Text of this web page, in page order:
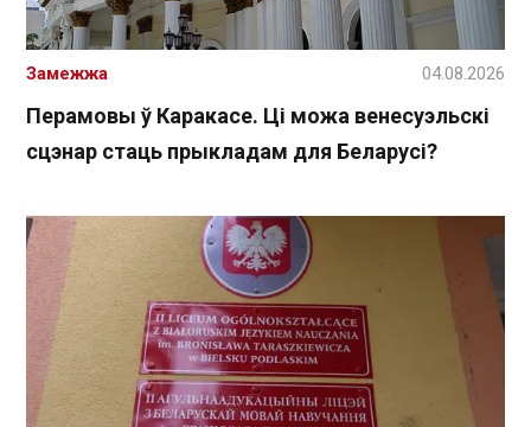
Перамовы ў Каракасе. Ці можа венесуэльскі
сцэнар стаць прыкладам для Беларусі?
Замежжа 04.08.2026